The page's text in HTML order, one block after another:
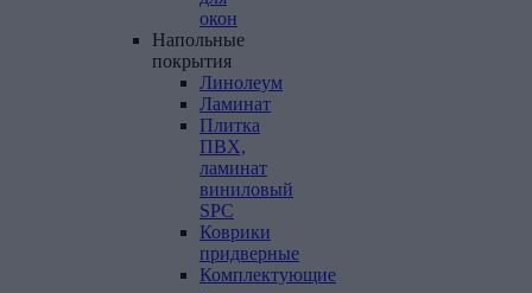
окон
Напольные
покрытия
Линолеум
Ламинат
Плитка
ПВХ,
ламинат
виниловый
SPC
Коврики
придверные
Комплектующие